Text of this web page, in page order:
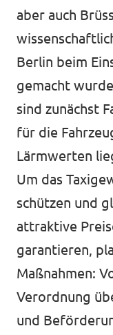
aber auch
Berlin beim
gemacht
sind zunächst
für die
Lärmwerten
Um das
schützen und
attraktive
garantieren,
Maßnahmen:
Verordnung
und